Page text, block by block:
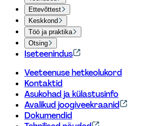
Ettevõttest
Keskkond
Töö ja praktika
Otsing
Iseteenindus
Veeteenuse hetkeolukord
Kontaktid
Asukohad ja külastusinfo
Avalikud joogiveekraanid
Dokumendid